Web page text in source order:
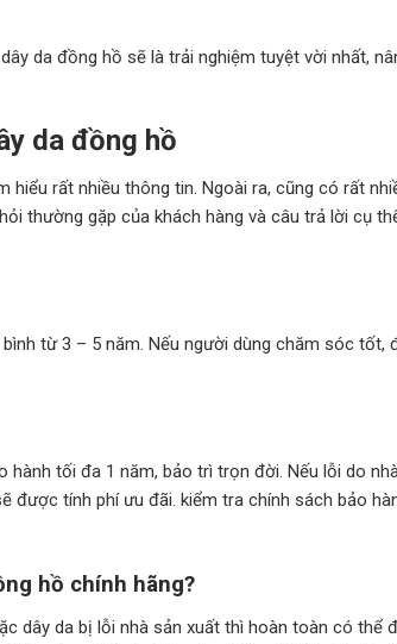
da đồng hồ sẽ là trải nghiệm tuyệt vời nhất,
da đồng hồ
rất nhiều thông tin. Ngoài ra, cũng có rất
thường gặp của khách hàng và câu trả lời cụ
từ 3 – 5 năm. Nếu người dùng chăm sóc tốt,
tối đa 1 năm, bảo trì trọn đời. Nếu lỗi do
được tính phí ưu đãi. kiểm tra chính sách bảo
hồ chính hãng?
dây da bị lỗi nhà sản xuất thì hoàn toàn có thể